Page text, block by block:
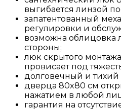
выгибается линзой
запатентованный
регулировки и
возможна облицовка
стороны;
люк скрытого
провисает под
долговечный и
дверца 80x80 см
нажатием в любой
гарантия на